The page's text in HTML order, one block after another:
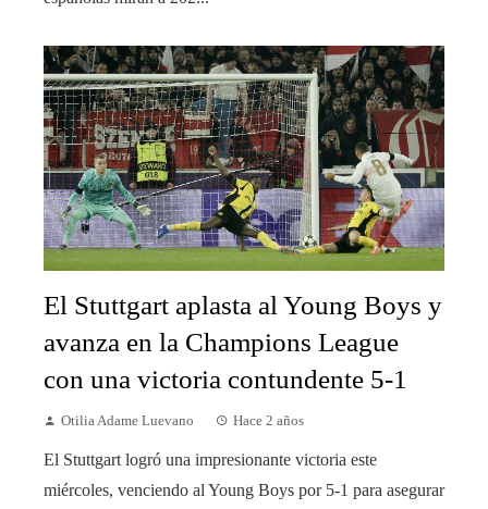
El Stuttgart aplasta al Young Boys y
avanza en la Champions League
con una victoria contundente 5-1
Otilia Adame Luevano Hace 2 años
El Stuttgart logró una impresionante victoria este
miércoles, venciendo al Young Boys por 5-1 para asegurar